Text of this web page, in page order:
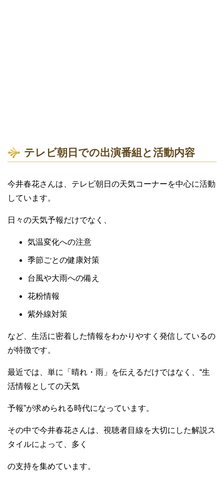
テレビ朝日での出演番組と活動内容
今井春花さんは、テレビ朝日の天気コーナーを中心に活動
しています。
日々の天気予報だけでなく、
気温変化への注意
季節ごとの健康対策
台風や大雨への備え
花粉情報
紫外線対策
など、生活に密着した情報をわかりやすく発信しているの
が特徴です。
最近では、単に「晴れ・雨」を伝えるだけではなく、“生
活情報としての天気
予報”が求められる時代になっています。
その中で今井春花さんは、視聴者目線を大切にした解説ス
タイルによって、多く
の支持を集めています。